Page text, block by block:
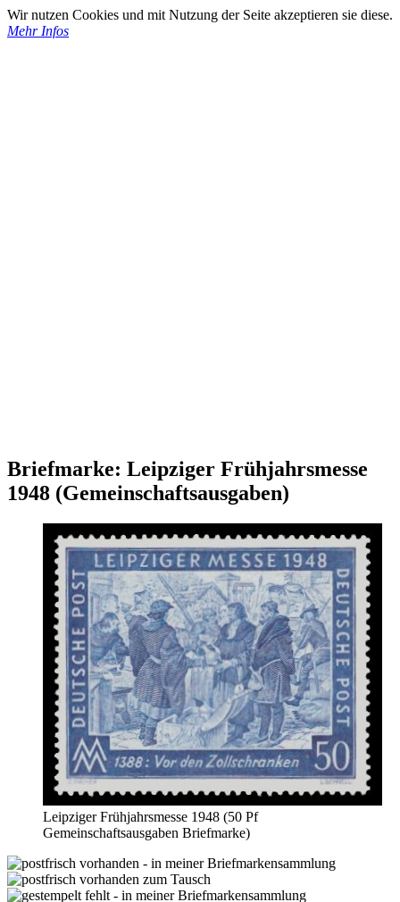
Wir nutzen Cookies und mit Nutzung der Seite akzeptieren sie diese.
Mehr Infos
Briefmarke: Leipziger Frühjahrsmesse
1948 (Gemeinschaftsausgaben)
Leipziger Frühjahrsmesse 1948 (50 Pf
Gemeinschaftsausgaben Briefmarke)